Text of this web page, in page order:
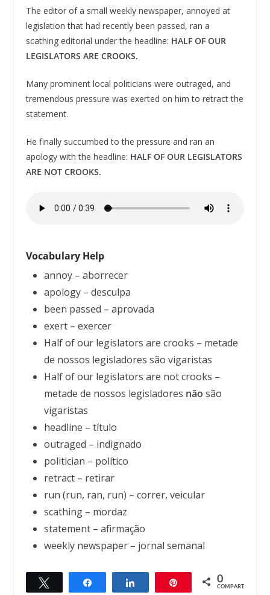
The editor of a small weekly newspaper, annoyed at
legislation that had recently been passed, ran a
scathing editorial under the headline: HALF OF OUR
LEGISLATORS ARE CROOKS.
Many prominent local politicians were outraged, and
tremendous pressure was exerted on him to retract the
statement.
He finally succumbed to the pressure and ran an
apology with the headline: HALF OF OUR LEGISLATORS
ARE NOT CROOKS.
Vocabulary Help
annoy – aborrecer
apology – desculpa
been passed – aprovada
exert – exercer
Half of our legislators are crooks – metade
de nossos legisladores são vigaristas
Half of our legislators are not crooks –
metade de nossos legisladores não são
vigaristas
headline – título
outraged – indignado
politician – político
retract – retirar
run (run, ran, run) – correr, veicular
scathing – mordaz
statement – afirmação
weekly newspaper – jornal semanal
Compartilhar Compartilhar 0
COMPART.
← Previous
Next →